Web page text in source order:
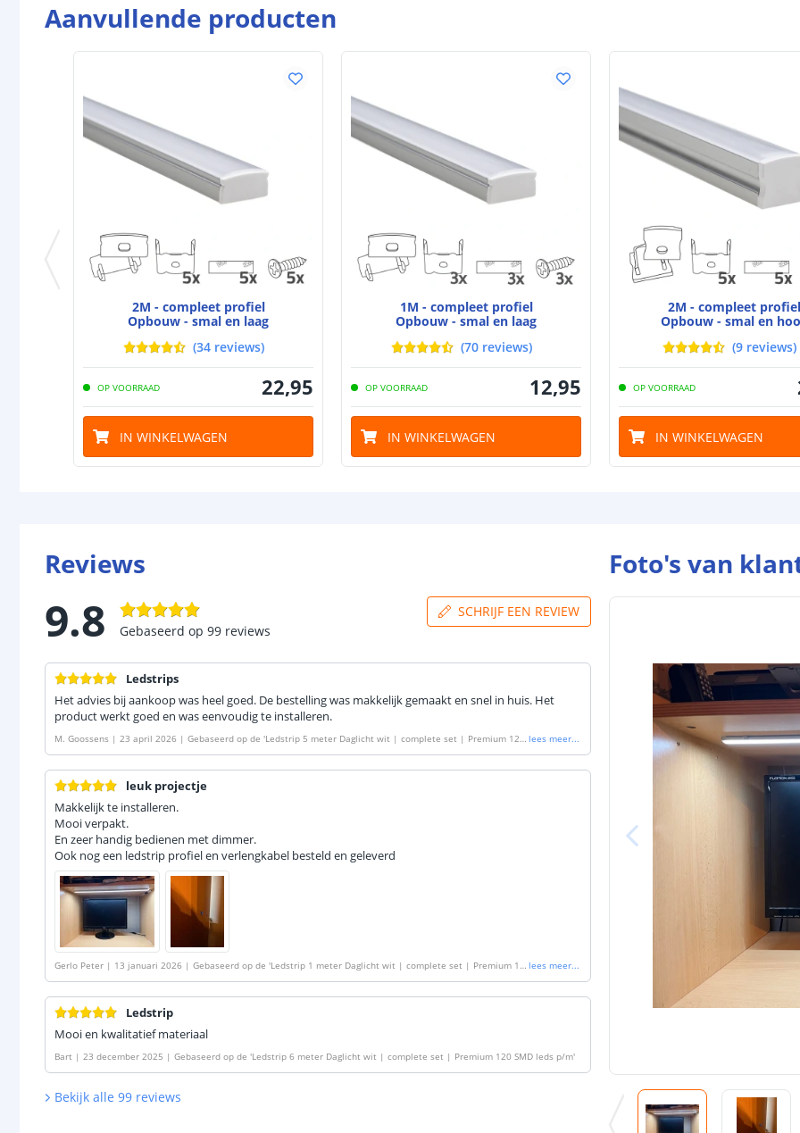
Strip
Materiaal
bescherming
Breedte led
Dikte led strip
Aansluiting
Aanvullende producten
2M - compleet profiel
Opbouw - smal en laag
(34 reviews)
OP VOORRAAD 22,95
IN WINKELWAGEN
1M - compleet profiel
Opbouw - smal en laag
(70 reviews)
OP VOORRAAD 12,95
IN WINKELWAGEN
2M - compleet profiel
Opbouw - smal en
(9 reviews)
OP VOORRAAD
IN WINKELWAGEN
Reviews
9.8 Gebaseerd op 99 reviews
SCHRIJF EEN REVIEW
Ledstrips
Het advies bij aankoop was heel goed. De bestelling was makkelijk gemaakt en snel in huis. Het
product werkt goed en was eenvoudig te installeren.
M. Goossens | 23 april 2026 | Gebaseerd op de 'Ledstrip 5 meter Daglicht wit | complete set | Premium 120
SMD leds p/m'
lees meer...
leuk projectje
Makkelijk te installeren.
Mooi verpakt.
En zeer handig bedienen met dimmer.
Ook nog een ledstrip profiel en verlengkabel besteld en geleverd
Gerlo Peter | 13 januari 2026 | Gebaseerd op de 'Ledstrip 1 meter Daglicht wit | complete set | Premium 12
0 SMD leds p/m'
lees meer...
Ledstrip
Mooi en kwalitatief materiaal
Bart | 23 december 2025 | Gebaseerd op de 'Ledstrip 6 meter Daglicht wit | complete set | Premium 120 SMD leds p/m'
Bekijk alle 99 reviews
Foto's van